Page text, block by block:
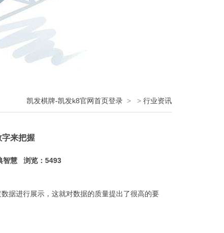
凯发棋牌-凯发k8官网首页登录 > > 行业资讯
字来把握
智慧 浏览：5493
据进行展示，这就对数据的质量提出了很高的要